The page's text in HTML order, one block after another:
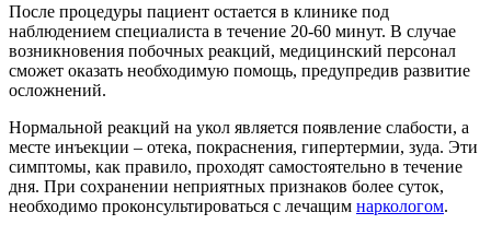
После процедуры пациент остается в клинике под
наблюдением специалиста в течение 20-60 минут. В случае
возникновения побочных реакций, медицинский персонал
сможет оказать необходимую помощь, предупредив развитие
осложнений.
Нормальной реакций на укол является появление слабости, а
месте инъекции – отека, покраснения, гипертермии, зуда. Эти
симптомы, как правило, проходят самостоятельно в течение
дня. При сохранении неприятных признаков более суток,
необходимо проконсультироваться с лечащим наркологом.